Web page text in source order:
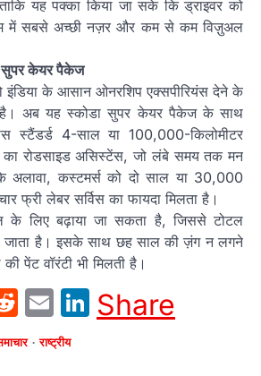
यह पक्का किया जा सके कि ड्राइवर को
में सबसे अच्छी नज़र और कम से कम विज़ुअल
सुपर केयर पैकेज
के आसान ओनरशिप एक्सपीरियंस देने के
है। अब यह स्कोडा सुपर केयर पैकेज के साथ
स्टैंडर्ड 4-साल या 100,000-किलोमीटर
का रोडसाइड असिस्टेंस, जो लंबे समय तक मन
अलावा, कस्टमर्स को दो साल या 30,000
फ्री लेबर सर्विस का फायदा मिलता है।
के लिए बढ़ाया जा सकता है, जिससे टोटल
है। इसके साथ छह साल की ज़ंग न लगने
पेंट वॉरंटी भी मिलती है।
Reddit
EmailLinkedIn
Share
राष्ट्रीय